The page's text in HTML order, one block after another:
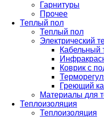
Гарнитуры
Прочее
Теплый пол
Теплый пол
Электрический
Кабельный
Коврик с
Греющий
Материалы для
Теплоизоляция
Теплоизоляция